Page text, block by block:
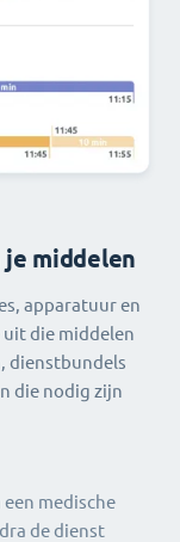
medische
de dienst
middelen
apparatuur en
uit die middelen
dienstbundels
die nodig zijn